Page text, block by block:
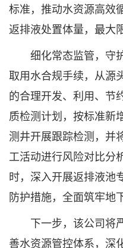
标准，推动水资源高效
返排液处置体量，最大
细化常态监管，守
取用水合规手续，从源
的合理开发、利用、节
质检测计划，按标准新
测井开展跟踪检测，并
工活动进行风险对比分
时，深入开展返排液池
防护措施，全面筑牢地
下一步，该公司将
善水资源管控体系，深